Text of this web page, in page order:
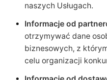
naszych Usługach.
Informacje od
otrzymywać dane
biznesowych, z
celu organizacji